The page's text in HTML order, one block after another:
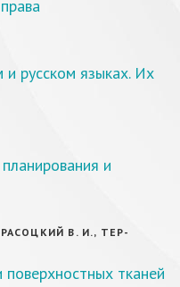
и русском языках. Их
и
В. И., ТЕР-
поверхностных тканей